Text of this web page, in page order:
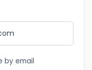
by email